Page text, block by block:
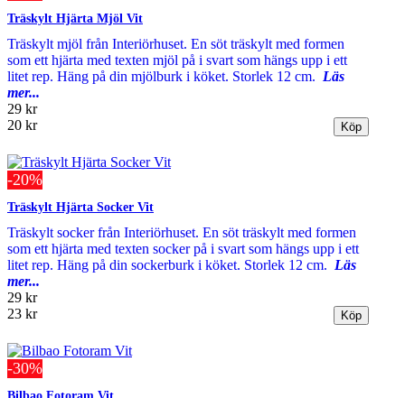
Träskylt Hjärta Mjöl Vit
Träskylt mjöl från Interiörhuset. En söt träskylt med formen
som ett hjärta med texten mjöl på i svart som hängs upp i ett
litet rep. Häng på din mjölburk i köket. Storlek 12 cm. Läs
mer...
29 kr
20 kr
-20%
Träskylt Hjärta Socker Vit
Träskylt socker från Interiörhuset. En söt träskylt med formen
som ett hjärta med texten socker på i svart som hängs upp i ett
litet rep. Häng på din sockerburk i köket. Storlek 12 cm. Läs
mer...
29 kr
23 kr
-30%